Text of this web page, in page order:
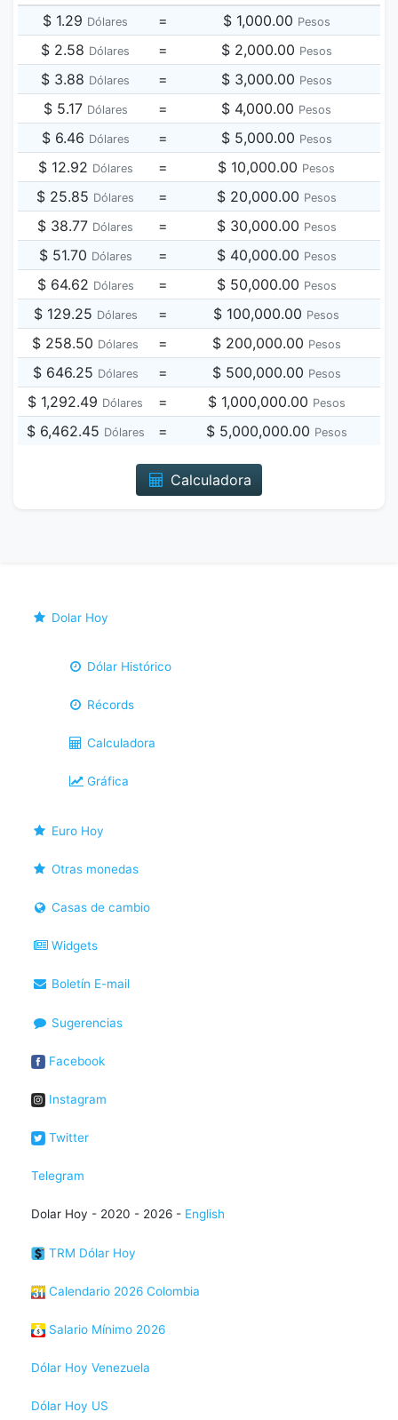
$ 1.29 Dólares = $ 1,000.00 Pesos
$ 2.58 Dólares = $ 2,000.00 Pesos
$ 3.88 Dólares = $ 3,000.00 Pesos
$ 5.17 Dólares = $ 4,000.00 Pesos
$ 6.46 Dólares = $ 5,000.00 Pesos
$ 12.92 Dólares = $ 10,000.00 Pesos
$ 25.85 Dólares = $ 20,000.00 Pesos
$ 38.77 Dólares = $ 30,000.00 Pesos
$ 51.70 Dólares = $ 40,000.00 Pesos
$ 64.62 Dólares = $ 50,000.00 Pesos
$ 129.25 Dólares = $ 100,000.00 Pesos
$ 258.50 Dólares = $ 200,000.00 Pesos
$ 646.25 Dólares = $ 500,000.00 Pesos
$ 1,292.49 Dólares = $ 1,000,000.00 Pesos
$ 6,462.45 Dólares = $ 5,000,000.00 Pesos
Calculadora
Dolar Hoy
Dólar Histórico
Récords
Calculadora
Gráfica
Euro Hoy
Otras monedas
Casas de cambio
Widgets
Boletín E-mail
Sugerencias
Facebook
Instagram
Twitter
Telegram
Dolar Hoy - 2020 - 2026 - English
TRM Dólar Hoy
Calendario 2026 Colombia
Salario Mínimo 2026
Dólar Hoy Venezuela
Dólar Hoy US